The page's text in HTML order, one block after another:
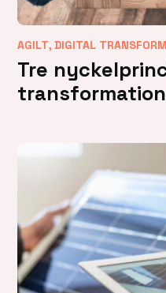
AGILT,DIGITAL
Tre